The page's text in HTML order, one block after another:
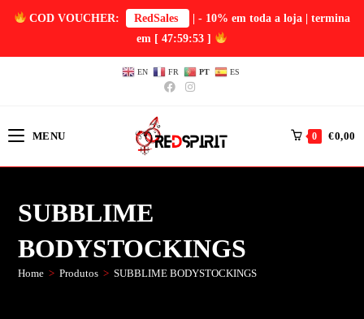
COD VOUCHER: RedSales
| - 10% em toda a loja | termina
em [ 47:59:53 ]
EN FR PT ES
MENU 0 €0,00
SUBBLIME
BODYSTOCKINGS
Home > Produtos > SUBBLIME BODYSTOCKINGS